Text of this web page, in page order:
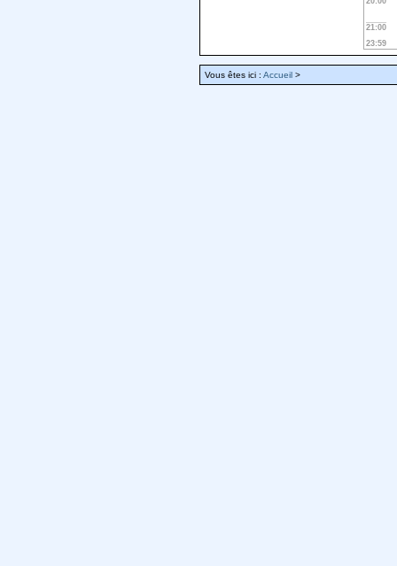
21:00
23:59
Vous êtes ici : Accueil >